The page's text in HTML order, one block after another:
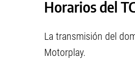
Horarios del
La transmisión del
Motorplay.